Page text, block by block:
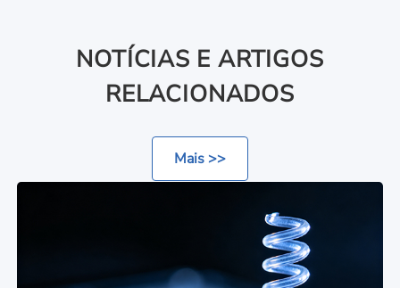
NOTÍCIAS E ARTIGOS
RELACIONADOS
Mais >>